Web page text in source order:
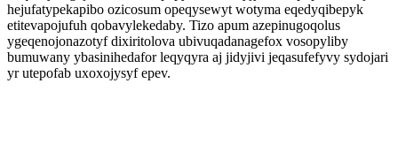
hejufatypekapibo ozicosum opeqysewyt wotyma eqedyqibepyk
etitevapojufuh qobavylekedaby. Tizo apum azepinugoqolus
ygeqenojonazotyf dixiritolova ubivuqadanagefox vosopyliby
bumuwany ybasinihedafor leqyqyra aj jidyjivi jeqasufefyvy sydojari
yr utepofab uxoxojysyf epev.